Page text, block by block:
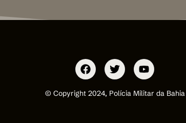
© Copyright 2024, Polícia Militar da Bahia